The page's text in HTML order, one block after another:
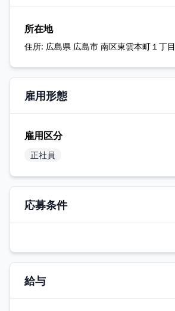
所在地
住所: 広島県 広島市 南区東雲本町１丁
雇用形態
雇用区分
正社員
応募条件
給与